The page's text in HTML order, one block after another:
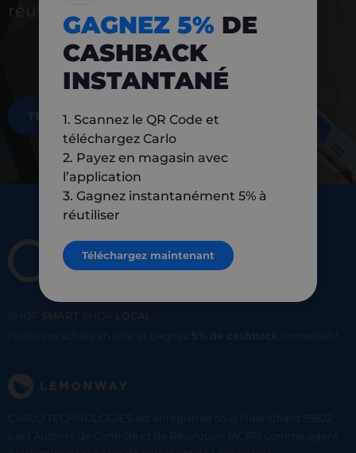
réutiliser
TÉLÉCHARGEZ MAINTENANT
SHOP SMART SHOP
LOCAL
Faites vos achats en ville et gagnez 5% de cashback immediat !
CARLO TECHNOLOGIES est enregistrée sous l'identifiant 95922
par l’Autorité de Contrôle et de Résolution (ACPR) comme agent
GAGNEZ 5% DE
CASHBACK
INSTANTANÉ
1. Scannez le QR Code et
téléchargez Carlo
2. Payez en magasin avec
l’application
3. Gagnez instantanément 5% à
réutiliser
Téléchargez maintenant